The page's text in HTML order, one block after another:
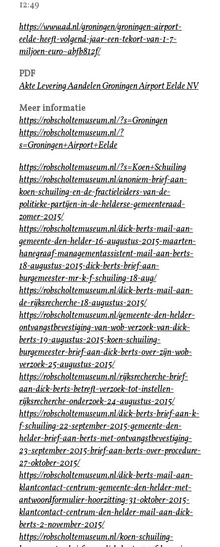
12:49
https://www.ad.nl/groningen/groningen-airport-
eelde-heeft-volgend-jaar-een-tekort-van-1-7-
miljoen-euro~abfb812f/
PDF
Akte Levering Aandelen Groningen Airport Eelde NV
Meer informatie
https://robscholtemuseum.nl/?s=Groningen
https://robscholtemuseum.nl/?
s=Groningen+Airport+Eelde
https://robscholtemuseum.nl/?s=Koen+Schuiling
https://robscholtemuseum.nl/anoniem-brief-aan-
koen-schuiling-en-de-fractieleiders-van-de-
politieke-partijen-in-de-helderse-gemeenteraad-
zomer-2015/
https://robscholtemuseum.nl/dick-berts-mail-aan-
gemeente-den-helder-16-augustus-2015-maarten-
hanegraaf-managementassistent-mail-aan-berts-
18-augustus-2015-dick-berts-brief-aan-
burgemeester-mr-k-f-schuiling-18-aug/
https://robscholtemuseum.nl/dick-berts-mail-aan-
de-rijksrecherche-18-augustus-2015/
https://robscholtemuseum.nl/gemeente-den-helder-
ontvangstbevestiging-van-wob-verzoek-van-dick-
berts-19-augustus-2015-koen-schuiling-
burgemeester-brief-aan-dick-berts-over-zijn-wob-
verzoek-25-augustus-2015/
https://robscholtemuseum.nl/rijksrecherche-brief-
aan-dick-berts-betreft-verzoek-tot-instellen-
rijksrecherche-onderzoek-24-augustus-2015/
https://robscholtemuseum.nl/dick-berts-brief-aan-k-
f-schuiling-22-september-2015-gemeente-den-
helder-brief-aan-berts-met-ontvangstbevestiging-
23-september-2015-brief-aan-berts-over-procedure-
27-oktober-2015/
https://robscholtemuseum.nl/dick-berts-mail-aan-
klantcontact-centrum-gemeente-den-helder-met-
antwoordformulier-hoorzitting-31-oktober-2015-
klantcontact-centrum-den-helder-mail-aan-dick-
berts-2-november-2015/
https://robscholtemuseum.nl/koen-schuiling-